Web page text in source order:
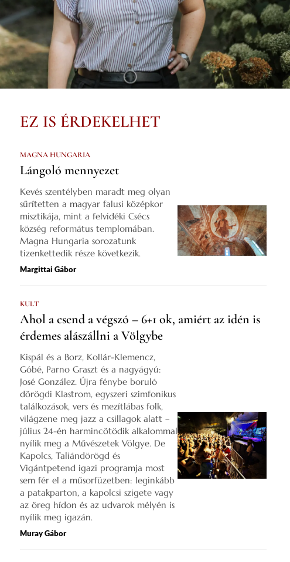
EZ IS ÉRDEKELHET
MAGNA HUNGARIA
Lángoló mennyezet
Kevés szentélyben maradt meg olyan
sűrítetten a magyar falusi középkor
misztikája, mint a felvidéki Csécs
község református templomában.
Magna Hungaria sorozatunk
tizenkettedik része következik.
Margittai Gábor
KULT
Ahol a csend a végszó – 6+1 ok, amiért az idén is
érdemes alászállni a Völgybe
Kispál és a Borz, Kollár-Klemencz,
Góbé, Parno Graszt és a nagyágyú:
José González. Újra fénybe boruló
dörögdi Klastrom, egyszeri szimfonikus
találkozások, vers és mezítlábas folk,
világzene meg jazz a csillagok alatt –
július 24-én harmincötödik alkalommal
nyílik meg a Művészetek Völgye. De
Kapolcs, Taliándörögd és
Vigántpetend igazi programja most
sem fér el a műsorfüzetben: leginkább
a patakparton, a kapolcsi szigete vagy
az öreg hídon és az udvarok mélyén is
nyílik meg igazán.
Muray Gábor